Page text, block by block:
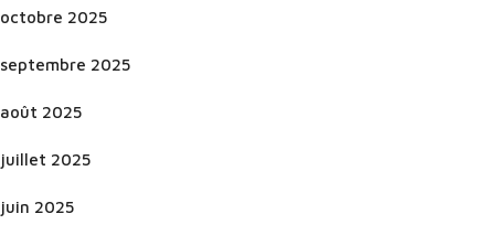
octobre 2025
septembre 2025
août 2025
juillet 2025
juin 2025